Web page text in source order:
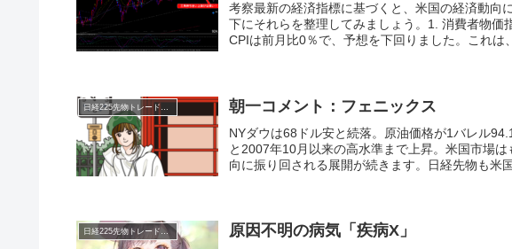
考察最新の経済指標に基づくと、米国の経済動向
下にそれらを整理してみましょう。1. 消費者物
CPIは前月比0％で、予想を下回りました。これは
朝一コメント：フェニックス
NYダウは68ドル安と続落。原油価格が1バレル
と2007年10月以来の高水準まで上昇。米国市場
向に振り回される展開が続きます。日経先物も米
日経225先物トレード倶楽部 原因不明の病気「疾病X」